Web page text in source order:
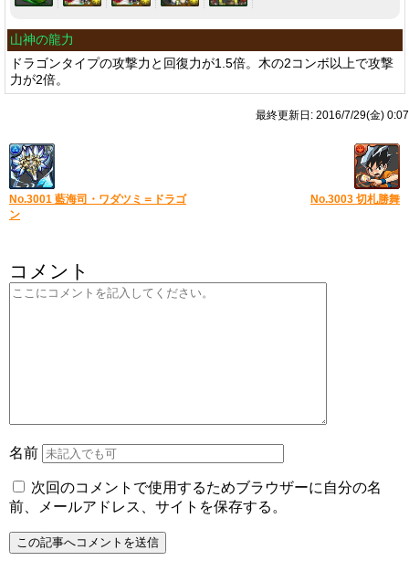
山神の龍力
ドラゴンタイプの攻撃力と回復力が1.5倍。木の2コンボ以上で攻撃
力が2倍。
最終更新日: 2016/7/29(金) 0:07
No.3001 藍海司・ワダツミ＝ドラゴ
ン
No.3003 切札勝舞
コメント
名前
次回のコメントで使用するためブラウザーに自分の名
前、メールアドレス、サイトを保存する。